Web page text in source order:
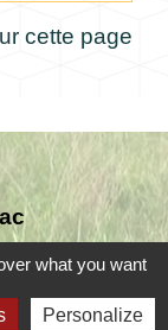
cette page
what you want
Personalize